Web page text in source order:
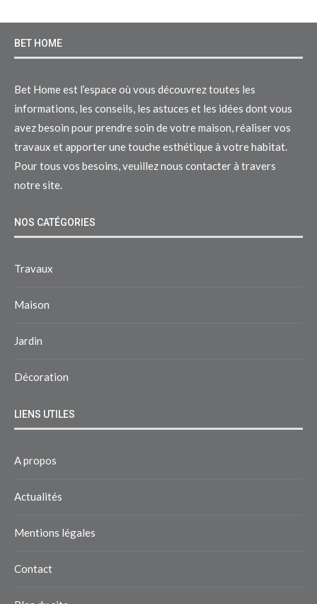
BET HOME
Bet Home est l’espace où vous découvrez toutes les
informations, les conseils, les astuces et les idées dont vous
avez besoin pour prendre soin de votre maison, réaliser vos
travaux et apporter une touche esthétique à votre habitat.
Pour tous vos besoins, veuillez nous contacter à travers
notre site.
NOS CATÉGORIES
Travaux
Maison
Jardin
Décoration
LIENS UTILES
A propos
Actualités
Mentions légales
Contact